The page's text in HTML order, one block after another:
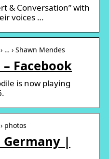
& Conversation” with
voices …
… › Shawn Mendes
Facebook
is now playing
photos
Germany |